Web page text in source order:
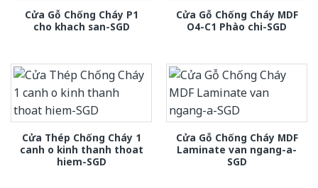
Cửa Gỗ Chống Cháy P1
cho khach san-SGD
Cửa Gỗ Chống Cháy MDF
O4-C1 Phào chi-SGD
Cửa Thép Chống Cháy 1
canh o kinh thanh thoat
hiem-SGD
Cửa Gỗ Chống Cháy MDF
Laminate van ngang-a-
SGD